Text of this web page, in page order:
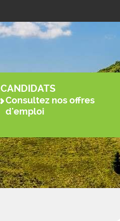
CANDIDATS
Consultez nos offres
d'emploi